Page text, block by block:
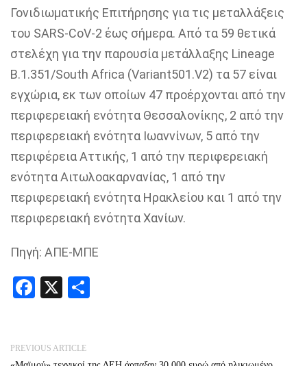
Γονιδιωματικής Επιτήρησης για τις μεταλλάξεις
του SARS-CoV-2 έως σήμερα. Από τα 59 θετικά
στελέχη για την παρουσία μετάλλαξης Lineage
B.1.351/South Africa (Variant501.V2) τα 57 είναι
εγχώρια, εκ των οποίων 47 προέρχονται από την
περιφερειακή ενότητα Θεσσαλονίκης, 2 από την
περιφερειακή ενότητα Ιωαννίνων, 5 από την
περιφέρεια Αττικής, 1 από την περιφερειακή
ενότητα Αιτωλοακαρνανίας, 1 από την
περιφερειακή ενότητα Ηρακλείου και 1 από την
περιφερειακή ενότητα Χανίων.
Πηγή: ΑΠΕ-ΜΠΕ
Facebook
X
PREVIOUS ARTICLE